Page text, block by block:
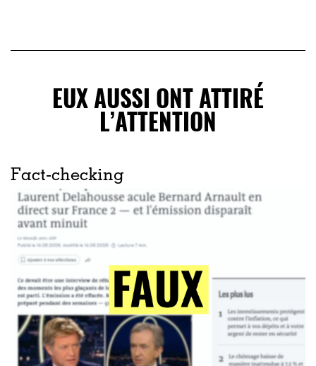
EUX AUSSI ONT ATTIRÉ
L’ATTENTION
Fact-checking